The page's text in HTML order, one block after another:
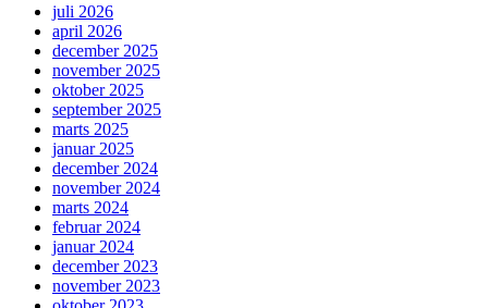
juli 2026
april 2026
december 2025
november 2025
oktober 2025
september 2025
marts 2025
januar 2025
december 2024
november 2024
marts 2024
februar 2024
januar 2024
december 2023
november 2023